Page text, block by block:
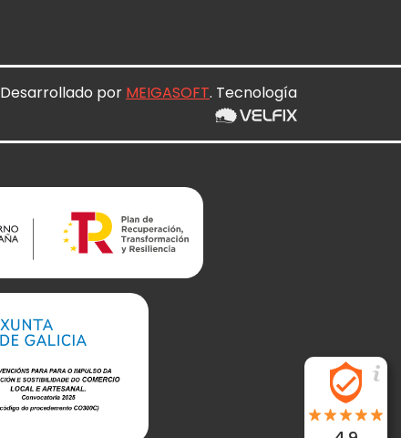
Desarrollado por MEIGASOFT. Tecnología